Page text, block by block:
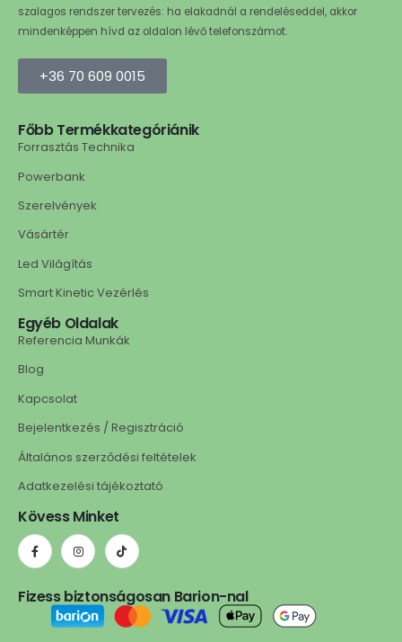
szalagos rendszer tervezés: ha elakadnál a rendeléseddel, akkor
mindenképpen hívd az oldalon lévő telefonszámot.
+36 70 609 0015
Főbb Termékkategóriánik
Forrasztás Technika
Powerbank
Szerelvények
Vásártér
Led Világítás
Smart Kinetic Vezérlés
Egyéb Oldalak
Referencia Munkák
Blog
Kapcsolat
Bejelentkezés / Regisztráció
Általános szerződési feltételek
Adatkezelési tájékoztató
Kövess Minket
Fizess biztonságosan Barion-nal